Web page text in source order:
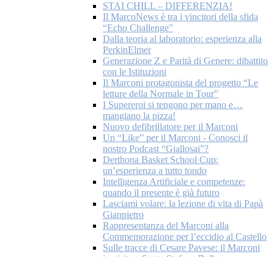
STAI CHILL – DIFFERENZIA!
Il MarcoNews è tra i vincitori della sfida
“Echo Challenge”
Dalla teoria al laboratorio: esperienza alla
PerkinElmer
Generazione Z e Parità di Genere: dibattito
con le Istituzioni
Il Marconi protagonista del progetto “Le
letture della Normale in Tour”
I Supereroi si tengono per mano e…
mangiano la pizza!
Nuovo defibrillatore per il Marconi
Un “Like” per il Marconi - Conosci il
nostro Podcast “Giallosai”?
Derthona Basket School Cup:
un’esperienza a tutto tondo
Intelligenza Artificiale e competenze:
quando il presente è già futuro
Lasciami volare: la lezione di vita di Papà
Gianpietro
Rappresentanza del Marconi alla
Commemorazione per l’eccidio al Castello
Sulle tracce di Cesare Pavese: il Marconi